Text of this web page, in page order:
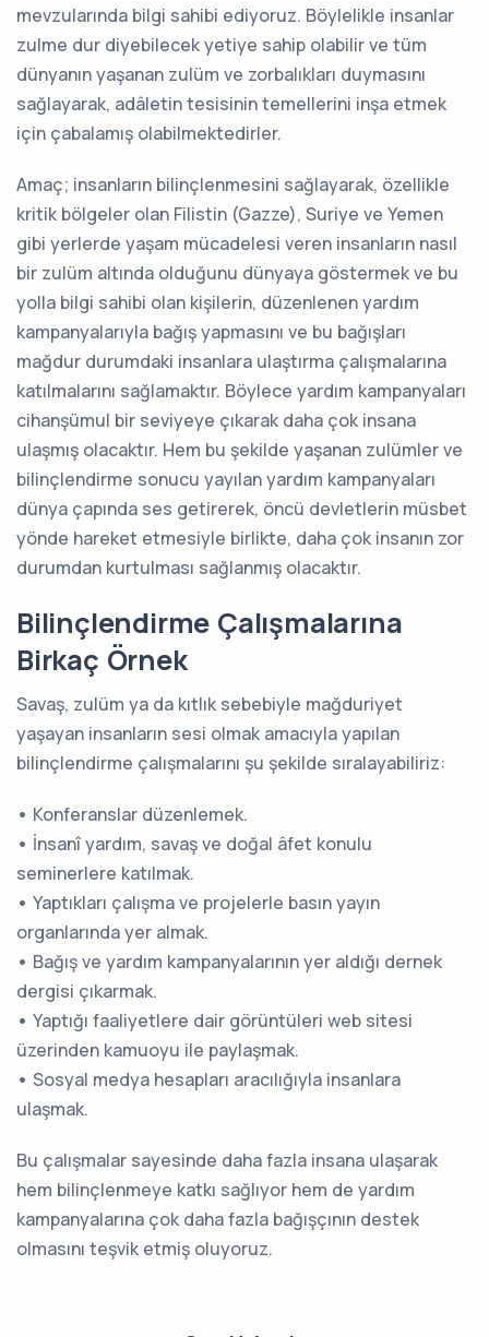
mevzularında bilgi sahibi ediyoruz. Böylelikle insanlar
zulme dur diyebilecek yetiye sahip olabilir ve tüm
dünyanın yaşanan zulüm ve zorbalıkları duymasını
sağlayarak, adâletin tesisinin temellerini inşa etmek
için çabalamış olabilmektedirler.
Amaç; insanların bilinçlenmesini sağlayarak, özellikle
kritik bölgeler olan Filistin (Gazze), Suriye ve Yemen
gibi yerlerde yaşam mücadelesi veren insanların nasıl
bir zulüm altında olduğunu dünyaya göstermek ve bu
yolla bilgi sahibi olan kişilerin, düzenlenen yardım
kampanyalarıyla bağış yapmasını ve bu bağışları
mağdur durumdaki insanlara ulaştırma çalışmalarına
katılmalarını sağlamaktır. Böylece yardım kampanyaları
cihanşümul bir seviyeye çıkarak daha çok insana
ulaşmış olacaktır. Hem bu şekilde yaşanan zulümler ve
bilinçlendirme sonucu yayılan yardım kampanyaları
dünya çapında ses getirerek, öncü devletlerin müsbet
yönde hareket etmesiyle birlikte, daha çok insanın zor
durumdan kurtulması sağlanmış olacaktır.
Bilinçlendirme Çalışmalarına
Birkaç Örnek
Savaş, zulüm ya da kıtlık sebebiyle mağduriyet
yaşayan insanların sesi olmak amacıyla yapılan
bilinçlendirme çalışmalarını şu şekilde sıralayabiliriz:
• Konferanslar düzenlemek.
• İnsanî yardım, savaş ve doğal âfet konulu
seminerlere katılmak.
• Yaptıkları çalışma ve projelerle basın yayın
organlarında yer almak.
• Bağış ve yardım kampanyalarının yer aldığı dernek
dergisi çıkarmak.
• Yaptığı faaliyetlere dair görüntüleri web sitesi
üzerinden kamuoyu ile paylaşmak.
• Sosyal medya hesapları aracılığıyla insanlara
ulaşmak.
Bu çalışmalar sayesinde daha fazla insana ulaşarak
hem bilinçlenmeye katkı sağlıyor hem de yardım
kampanyalarına çok daha fazla bağışçının destek
olmasını teşvik etmiş oluyoruz.